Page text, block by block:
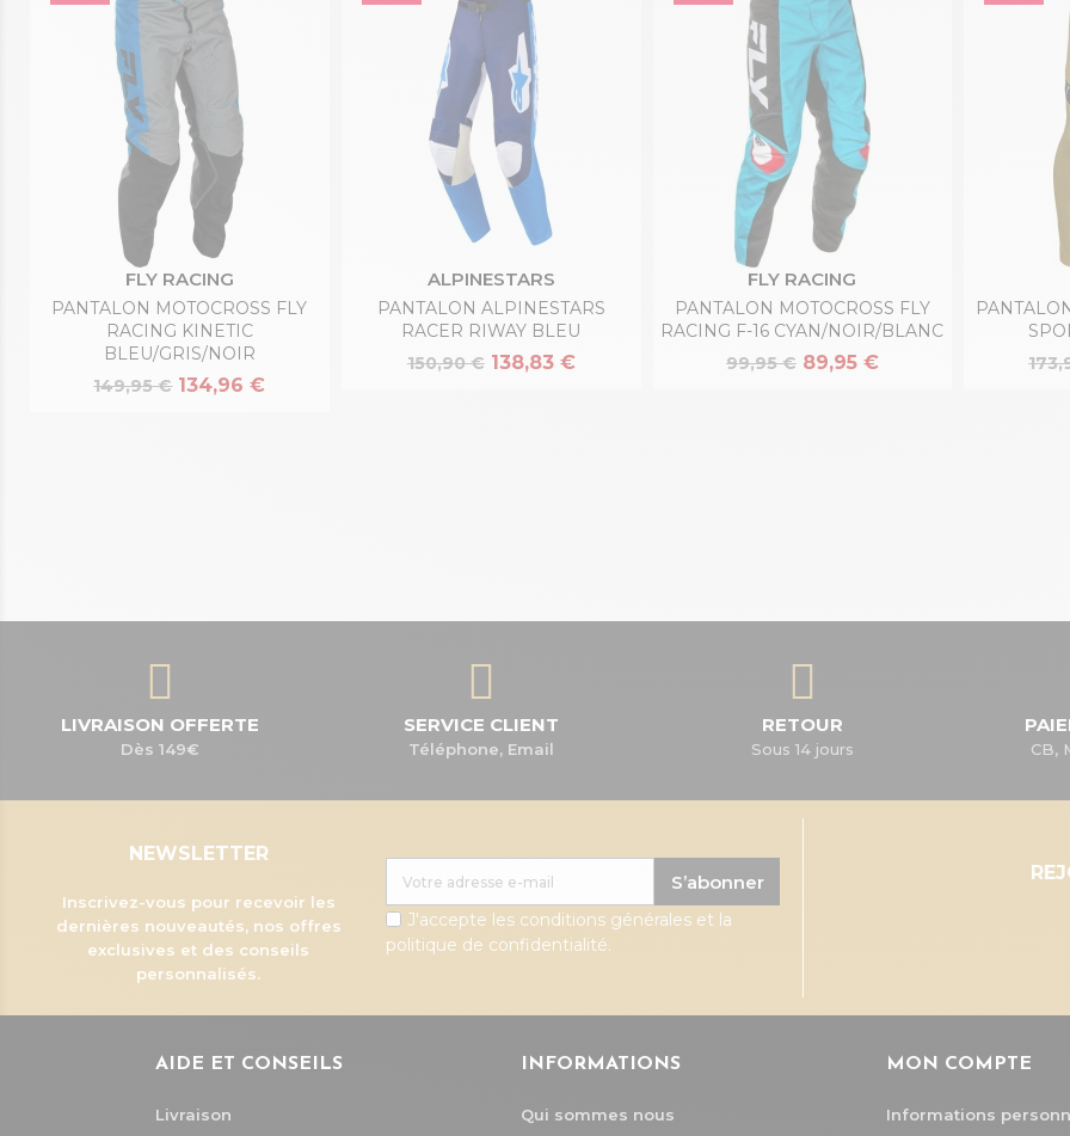
FLY RACING
PANTALON MOTOCROSS FLY
RACING KINETIC
BLEU/GRIS/NOIR
149,95 € 134,96 €
ALPINESTARS
PANTALON ALPINESTARS
RACER RIWAY BLEU
150,90 € 138,83 €
FLY RACING
PANTALON MOTOCROSS FLY
RACING F-16 CYAN/NOIR/BLANC
99,95 € 89,95 €
LIVRAISON OFFERTE
Dès 149€
SERVICE CLIENT
Téléphone, Email
RETOUR
Sous 14 jours CB,
NEWSLETTER
Inscrivez-vous pour recevoir les
dernières nouveautés, nos offres
exclusives et des conseils
personnalisés.
S’abonner
J'accepte les conditions générales et la
politique de confidentialité.
AIDE ET CONSEILS
Livraison
INFORMATIONS
Qui sommes nous
MON COMPTE
Informations